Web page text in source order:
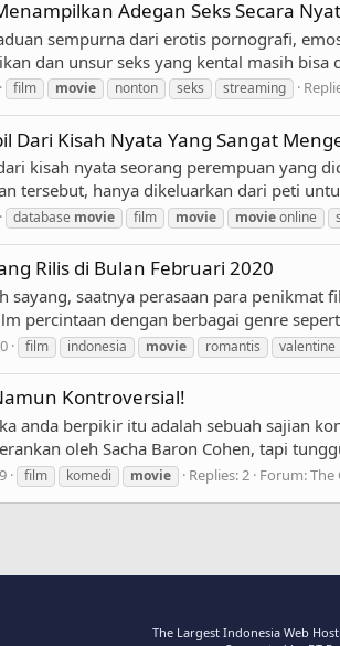
Adegan Seks Secara
sempurna dari erotis pornografi,
dan unsur seks yang kental masih
film movie nonton seks streaming
Dari Kisah Nyata Yang Sangat
kisah nyata seorang perempuan yang
tersebut, hanya dikeluarkan dari peti
database movie film movie movieonline
Rilis di Bulan Februari 2020
sayang, saatnya perasaan para
percintaan dengan berbagai genre
film indonesia movie romantis valentine
Kontroversial!
anda berpikir itu adalah sebuah sajian
oleh Sacha Baron Cohen, tapi
film komedi movie Replies: 2 Forum:The
The Largest Indonesia Web